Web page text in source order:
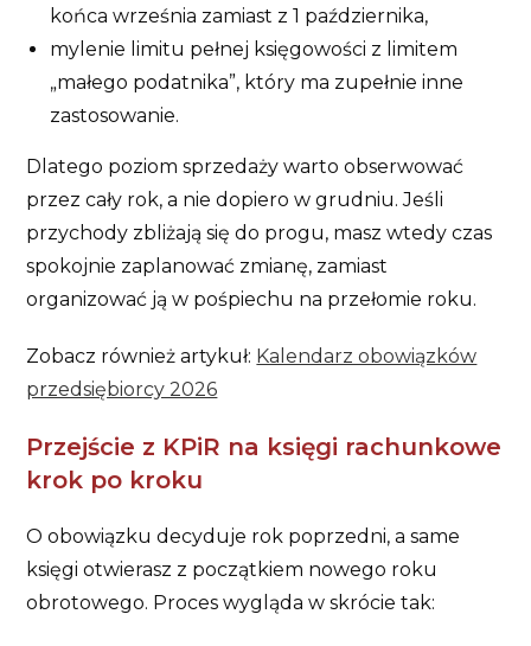
końca września zamiast z 1 października,
mylenie limitu pełnej księgowości z limitem
„małego podatnika”, który ma zupełnie inne
zastosowanie.
Dlatego poziom sprzedaży warto obserwować
przez cały rok, a nie dopiero w grudniu. Jeśli
przychody zbliżają się do progu, masz wtedy czas
spokojnie zaplanować zmianę, zamiast
organizować ją w pośpiechu na przełomie roku.
Zobacz również artykuł: Kalendarz obowiązków
przedsiębiorcy 2026
Przejście z KPiR na księgi rachunkowe
krok po kroku
O obowiązku decyduje rok poprzedni, a same
księgi otwierasz z początkiem nowego roku
obrotowego. Proces wygląda w skrócie tak: